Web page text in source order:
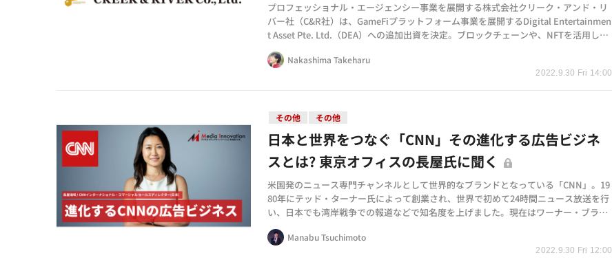
2022.9.30 Fri 14:00
プロフェッショナル・エージェンシー事業を展開する株式会社クリーク・アンド・リ
バー社（C&R社）は、GameFiプラットフォーム事業を展開するDigital Entertainmen
t Asset Pte. Ltd.（DEA）への追加出資を決定。ブロックチェーンや、NFTを活用した
Web3事業パートナーとし…
Nakashima Takeharu
その他 その他
2022.9.30 Fri 12:00
日本と世界をつなぐ「CNN」その進化する広告ビジネ
スとは? 東京オフィスの長屋氏に聞く
米国発のニュース専門チャンネルとして世界的なブランドとなっている「CNN」。19
80年にテッド・ターナー氏によって創業され、世界で初めて24時間ニュース放送を行
い、日本でも湾岸戦争での報道などで知名度を上げました。現在はワーナー・ブラザ
ーズ・ディスカバリーの…
Manabu Tsuchimoto